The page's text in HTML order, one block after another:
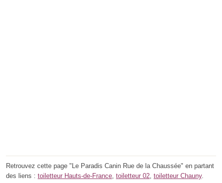
Retrouvez cette page "Le Paradis Canin Rue de la Chaussée" en partant
des liens : toiletteur Hauts-de-France toiletteur 02 toiletteur Chauny.